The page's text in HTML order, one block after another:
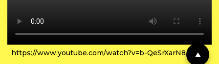
https://www.youtube.com/watch?v=b-QeSrXarN8